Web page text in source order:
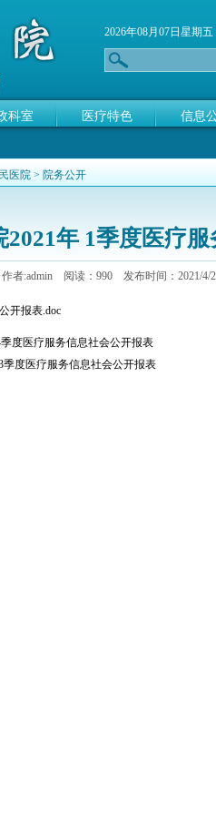
2026年08月07日星期五
科室 医疗特色 信息
医院 > 院务公开
年 1季度医疗
作者:admin 阅读： 990 发布时间：2021/4/
开报表.doc
度医疗服务信息社会公开报表
季度医疗服务信息社会公开报表